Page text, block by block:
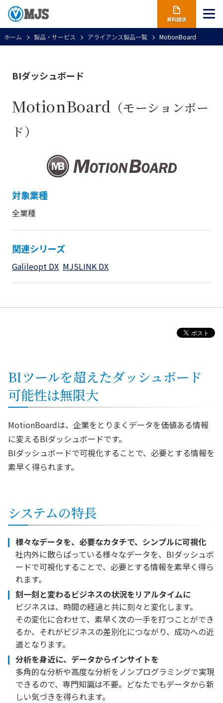
資料請求
ホーム 製品・サービス アライアンス製品一覧 MotionBoard
BIダッシュボード
MotionBoard （モーションボー
ド）
対象業種
全業種
関連シリーズ
Galileopt DX MJSLINK DX
BIツールを超えたダッシュボード
可能性は無限大
MotionBoardは、企業をとりまくデータを価値ある情報
に変えるBIダッシュボードです。
BIダッシュボードで可視化することで、必要とする情報を
素早く得られます。
システムの特長
様々なデータを、必要なカタチで、シンプルに可視化
社内外に散らばっている様々なデータを、BIダッシュボ
ードで可視化することで、必要とする情報を素早く得ら
れます。
刻一刻と変わるビジネスの状況をリアルタイムに
ビジネスは、時間の経過と共に刻々と変化します。
その変化に合わせて、素早く次の一手を打つことができ
るか、それがビジネスの差別化につながり、成功への近
道となります。
分析を身近に、データからインサイトを
多角的な分析や高度な分析をノンプログラミングで実現
できるので、専門知識は不要。どなたでもデータから新
しい気づきを得られます。